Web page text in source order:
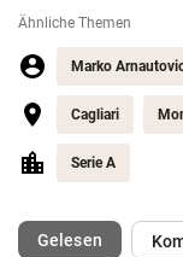
Ähnliche Themen
Marko
Cagliari
Serie A
Gelesen